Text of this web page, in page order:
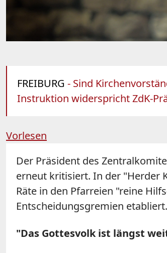
FREIBURG - Sind
Instruktion widerspricht ZdK-
Vorlesen
Der Präsident des
erneut kritisiert. In der "Herder
Räte in den Pfarreien "reine
Entscheidungsgremien
"Das Gottesvolk ist längst